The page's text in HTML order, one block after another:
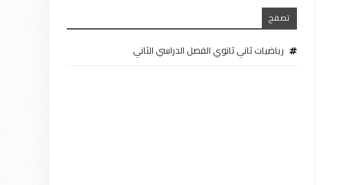
تصفح
رياضيات ثاني ثانوي الفصل الدراسي الثاني